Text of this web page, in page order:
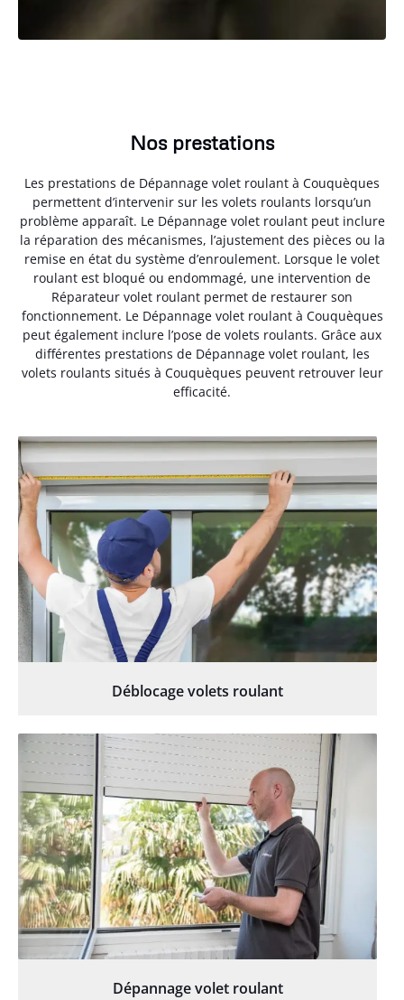
Nos prestations
Les prestations de Dépannage volet roulant à Couquèques
permettent d’intervenir sur les volets roulants lorsqu’un
problème apparaît. Le Dépannage volet roulant peut inclure
la réparation des mécanismes, l’ajustement des pièces ou la
remise en état du système d’enroulement. Lorsque le volet
roulant est bloqué ou endommagé, une intervention de
Réparateur volet roulant permet de restaurer son
fonctionnement. Le Dépannage volet roulant à Couquèques
peut également inclure l’pose de volets roulants. Grâce aux
différentes prestations de Dépannage volet roulant, les
volets roulants situés à Couquèques peuvent retrouver leur
efficacité.
Déblocage volets roulant
Dépannage volet roulant